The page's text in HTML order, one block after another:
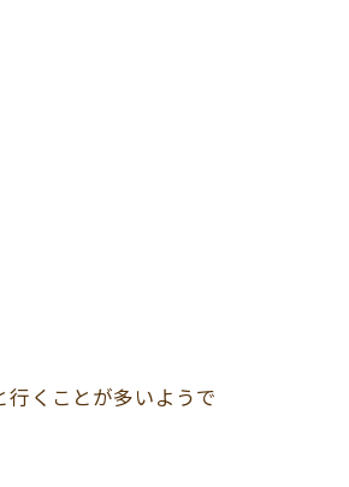
くことが多いようで